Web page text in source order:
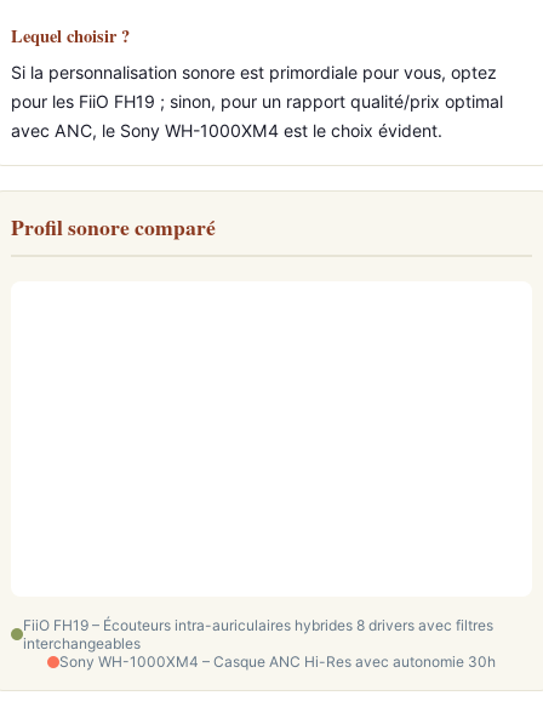
Lequel choisir ?
Si la personnalisation sonore est primordiale pour vous, optez
pour les FiiO FH19 ; sinon, pour un rapport qualité/prix optimal
avec ANC, le Sony WH-1000XM4 est le choix évident.
Profil sonore comparé
FiiO FH19 – Écouteurs intra-auriculaires hybrides 8 drivers avec filtres
interchangeables
Sony WH-1000XM4 – Casque ANC Hi-Res avec autonomie 30h